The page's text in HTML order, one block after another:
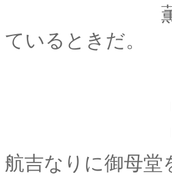
薫がこんな
ているときだ。
「これは、
「あー････
航吉なりに御母堂